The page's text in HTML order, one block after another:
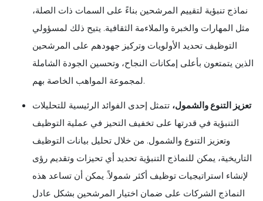
نماذج تنبؤية لتقييم المرشحين بناءً على السمات ذات الصلة،
مثل المهارات والخبرة والملاءمة الثقافية. يتيح ذلك لمسؤولي
التوظيف تحديد الأولويات وتركيز جهودهم على المرشحين
الذين يتمتعون بأعلى إمكانات النجاح، وتحسين الجودة الشاملة
لمجموعة المواهب الخاصة بهم.
تعزيز التنوع والشمول، تتمثل إحدى الفوائد الرئيسية للتحليلات
التنبؤية في قدرتها على تخفيف التحيز في عملية التوظيف
وتعزيز التنوع والشمول. من خلال تحليل بيانات التوظيف
التاريخية، يمكن للنماذج التنبؤية تحديد أي تحيزات وتقديم رؤى
لإنشاء استراتيجيات توظيف أكثر شمولاً. يمكن أن تساعد هذه
النماذج الشركات على ضمان اختيار المرشحين بشكل عادل